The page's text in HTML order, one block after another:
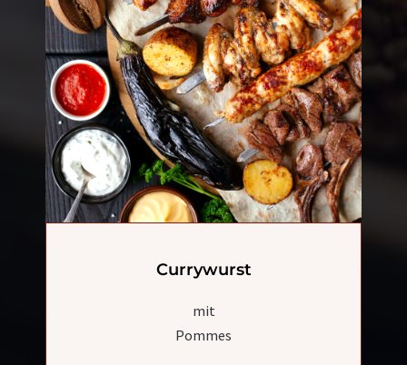
Currywurst
mit
Pommes